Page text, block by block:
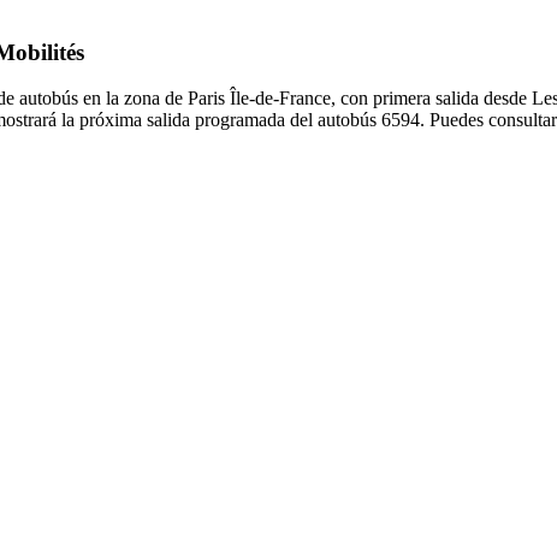
en la zona de Paris Île-de-France, con primera salida desde
la próxima salida programada del autobús 6594. Puedes